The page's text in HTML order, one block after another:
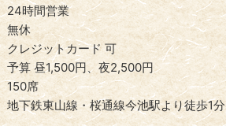
24時間営業
無休
クレジットカード 可
予算 昼1,500円、夜2,500円
150席
地下鉄東山線・桜通線今池駅より徒歩1分